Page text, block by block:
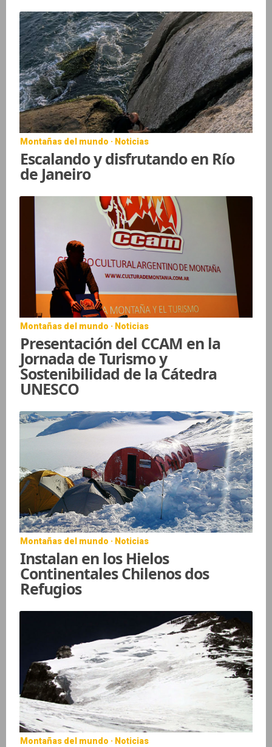
Montañas del mundo · Noticias
Escalando y disfrutando en Río
de Janeiro
Montañas del mundo · Noticias
Presentación del CCAM en la
Jornada de Turismo y
Sostenibilidad de la Cátedra
UNESCO
Montañas del mundo · Noticias
Instalan en los Hielos
Continentales Chilenos dos
Refugios
Montañas del mundo · Noticias